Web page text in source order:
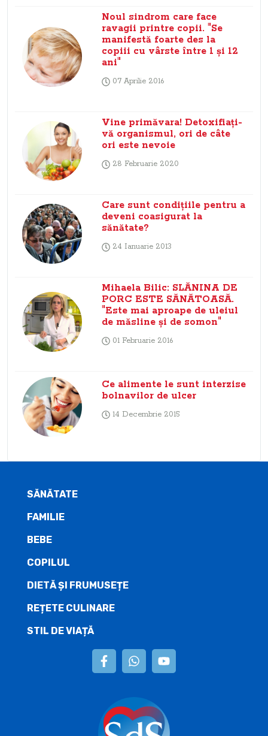
Noul sindrom care face
ravagii printre copii. "Se
manifestă foarte des la
copiii cu vârste între 1 şi 12
ani"
07 Aprilie 2016
Vine primăvara! Detoxifiaţi-
vă organismul, ori de câte
ori este nevoie
28 Februarie 2020
Care sunt condiţiile pentru a
deveni coasigurat la
sănătate?
24 Ianuarie 2013
Mihaela Bilic: SLĂNINA DE
PORC ESTE SĂNĂTOASĂ.
"Este mai aproape de uleiul
de măsline şi de somon"
01 Februarie 2016
Ce alimente le sunt interzise
bolnavilor de ulcer
14 Decembrie 2015
SĂNĂTATE
FAMILIE
BEBE
COPILUL
DIETĂ ŞI FRUMUSEȚE
REȚETE CULINARE
STIL DE VIAȚĂ